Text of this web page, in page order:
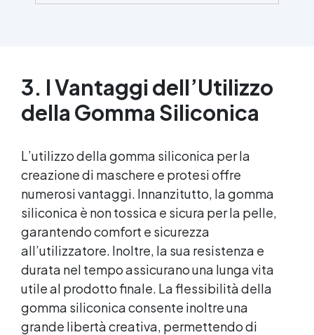
certificazione CE.
3. I Vantaggi dell’Utilizzo
della Gomma Siliconica
L’utilizzo della gomma siliconica per la
creazione di maschere e protesi offre
numerosi vantaggi. Innanzitutto, la gomma
siliconica è non tossica e sicura per la pelle,
garantendo comfort e sicurezza
all’utilizzatore. Inoltre, la sua resistenza e
durata nel tempo assicurano una lunga vita
utile al prodotto finale. La flessibilità della
gomma siliconica consente inoltre una
grande libertà creativa, permettendo di